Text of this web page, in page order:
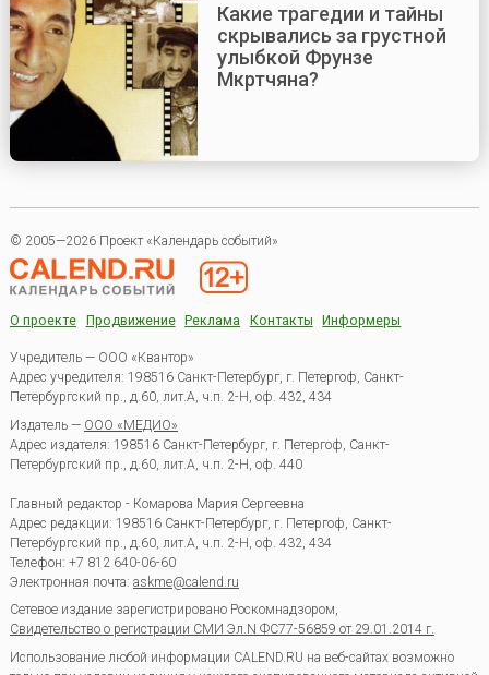
Какие трагедии и тайны
скрывались за грустной
улыбкой Фрунзе
Мкртчяна?
© 2005—2026 Проект «Календарь событий»
О проекте Продвижение Реклама Контакты Информеры
Учредитель — ООО «Квантор»
Адрес учредителя: 198516 Санкт-Петербург, г. Петергоф, Санкт-
Петербургский пр., д.60, лит.А, ч.п. 2-Н, оф. 432, 434
Издатель — ООО «МЕДИО»
Адрес издателя: 198516 Санкт-Петербург, г. Петергоф, Санкт-
Петербургский пр., д.60, лит.А, ч.п. 2-Н, оф. 440
Главный редактор - Комарова Мария Сергеевна
Адрес редакции: 198516 Санкт-Петербург, г. Петергоф Санкт-
Петербургский пр., д.60, лит.А, ч.п. 2-Н, оф. 432, 434
Телефон: +7 812 640-06-60
Электронная почта: askme@calend.ru
Сетевое издание зарегистрировано Роскомнадзором,
Свидетельство о регистрации СМИ Эл.N ФС77-56859 от 29.01.2014 г.
Использование любой информации CALEND.RU на веб-сайтах возможно